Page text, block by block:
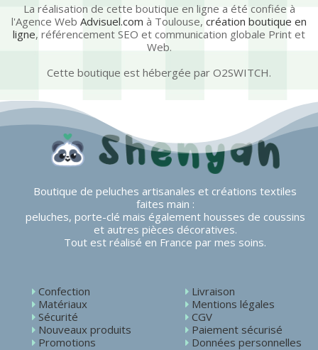
La réalisation de cette boutique en ligne a été confiée à
l'Agence Web Advisuel.com à Toulouse, création boutique en
ligne, référencement SEO et communication globale Print et
Web.
Cette boutique est hébergée par O2SWITCH.
Boutique de peluches artisanales et créations textiles
faites main :
peluches, porte-clé mais également housses de coussins
et autres pièces décoratives.
Tout est réalisé en France par mes soins.
Confection
Matériaux
Sécurité
Nouveaux produits
Promotions
Livraison
Mentions légales
CGV
Paiement sécurisé
Données personnelles